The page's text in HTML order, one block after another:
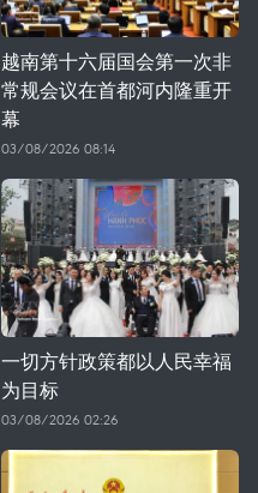
越南第十六届国会第一次非
常规会议在首都河内隆重开
幕
03/08/2026 08:14
一切方针政策都以人民幸福
为目标
03/08/2026 02:26